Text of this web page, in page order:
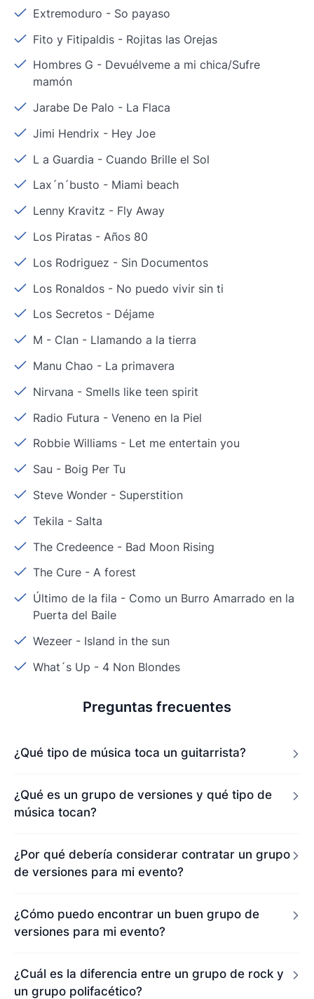
Extremoduro - So payaso
Fito y Fitipaldis - Rojitas las Orejas
Hombres G - Devuélveme a mi chica/Sufre
mamón
Jarabe De Palo - La Flaca
Jimi Hendrix - Hey Joe
L a Guardia - Cuando Brille el Sol
Lax´n´busto - Miami beach
Lenny Kravitz - Fly Away
Los Piratas -Años 80
Los Rodriguez - Sin Documentos
Los Ronaldos - No puedo vivir sin ti
Los Secretos - Déjame
M - Clan - Llamando a la tierra
Manu Chao - La primavera
Nirvana - Smells like teen spirit
Radio Futura -Veneno en la Piel
Robbie Williams - Let me entertain you
Sau - Boig Per Tu
Steve Wonder - Superstition
Tekila - Salta
The Credeence - Bad Moon Rising
The Cure -A forest
Último de la fila - Como un Burro Amarrado en la
Puerta del Baile
Wezeer - Island in the sun
What´s Up - 4 Non Blondes
Preguntas frecuentes
¿Qué tipo de música toca un guitarrista?
¿Qué es un grupo de versiones y qué tipo de
música tocan?
¿Por qué debería considerar contratar un grupo
de versiones para mi evento?
¿Cómo puedo encontrar un buen grupo de
versiones para mi evento?
¿Cuál es la diferencia entre un grupo de rock y
un grupo polifacético?